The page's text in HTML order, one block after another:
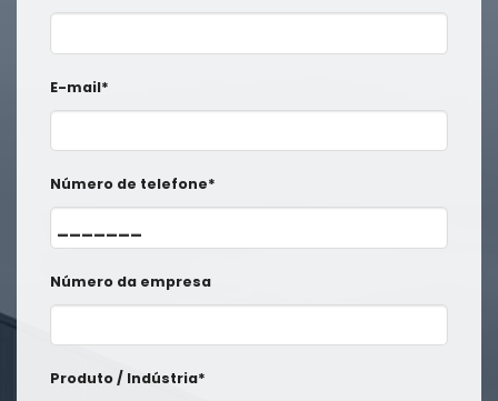
E-mail*
Número de telefone*
Número da empresa
Produto / Indústria*